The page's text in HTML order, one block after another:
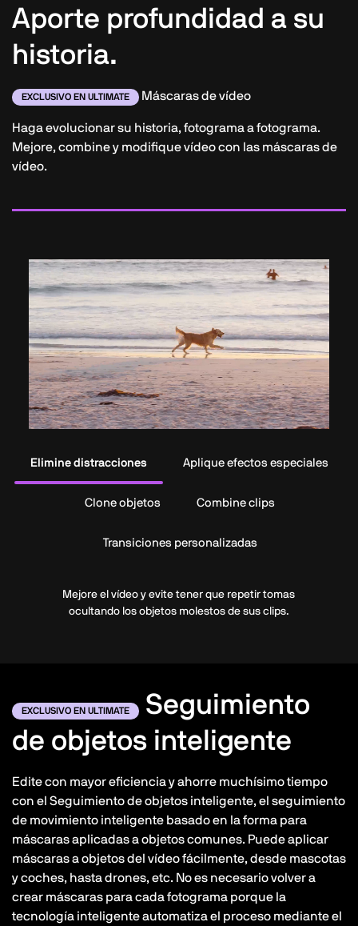
Aporte profundidad a su
historia.
EXCLUSIVO EN ULTIMATE Máscaras de vídeo
Haga evolucionar su historia, fotograma a fotograma.
Mejore, combine y modifique vídeo con las máscaras de
vídeo.
Elimine distracciones Aplique efectos especiales
Clone objetos Combine clips
Transiciones personalizadas
Mejore el vídeo y evite tener que repetir tomas
ocultando los objetos molestos de sus clips.
EXCLUSIVO EN ULTIMATE
Seguimiento
de objetos inteligente
Edite con mayor eficiencia y ahorre muchísimo tiempo
con el Seguimiento de objetos inteligente, el seguimiento
de movimiento inteligente basado en la forma para
máscaras aplicadas a objetos comunes. Puede aplicar
máscaras a objetos del vídeo fácilmente, desde mascotas
y coches, hasta drones, etc. No es necesario volver a
crear máscaras para cada fotograma porque la
tecnología inteligente automatiza el proceso mediante el